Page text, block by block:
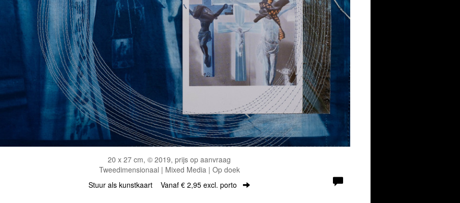
20 x 27 cm, © 2019, prijs op aanvraag
Tweedimensionaal | Mixed Media | Op doek
Stuur als kunstkaart Vanaf € 2,95 excl. porto